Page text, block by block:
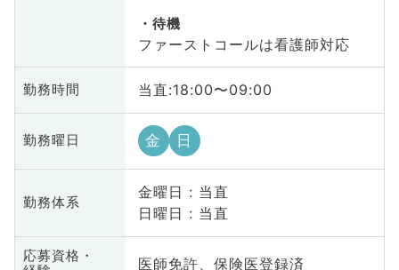
待機
ファーストコールは看護師対応
勤務時間 当直:18:00〜09:00
勤務曜日 金 日
勤務体系
金曜日 : 当直
日曜日 : 当直
応募資格・
医師免許、保険医登録済